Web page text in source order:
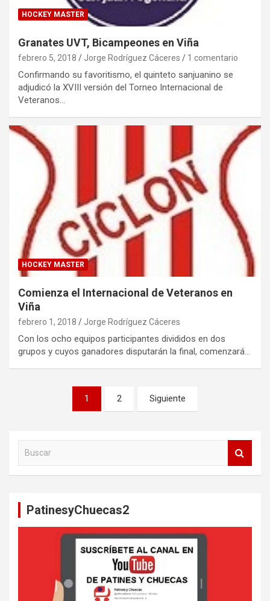
HOCKEY MASTER
Granates UVT, Bicampeones en Viña
febrero 5, 2018 Jorge Rodríguez Cáceres 1 comentario
Confirmando su favoritismo, el quinteto sanjuanino se
adjudicó la XVIII versión del Torneo Internacional de
Veteranos…
HOCKEY MASTER
Comienza el Internacional de Veteranos en
Viña
febrero 1, 2018 Jorge Rodríguez Cáceres
Con los ocho equipos participantes divididos en dos
grupos y cuyos ganadores disputarán la final, comenzará…
1 2 Siguiente
PatinesyChuecas2